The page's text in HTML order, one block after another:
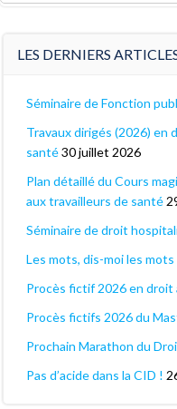
LES DERNIERS
Séminaire de Fonction
Travaux dirigés (2026) en
santé30 juillet 2026
Plan détaillé du Cours
aux travailleurs de santé
Séminaire de droit
Les mots, dis-moi les mots
Procès fictif 2026 en droit
Procès fictifs 2026 du
Prochain Marathon du
Pas d’acide dans la CID !